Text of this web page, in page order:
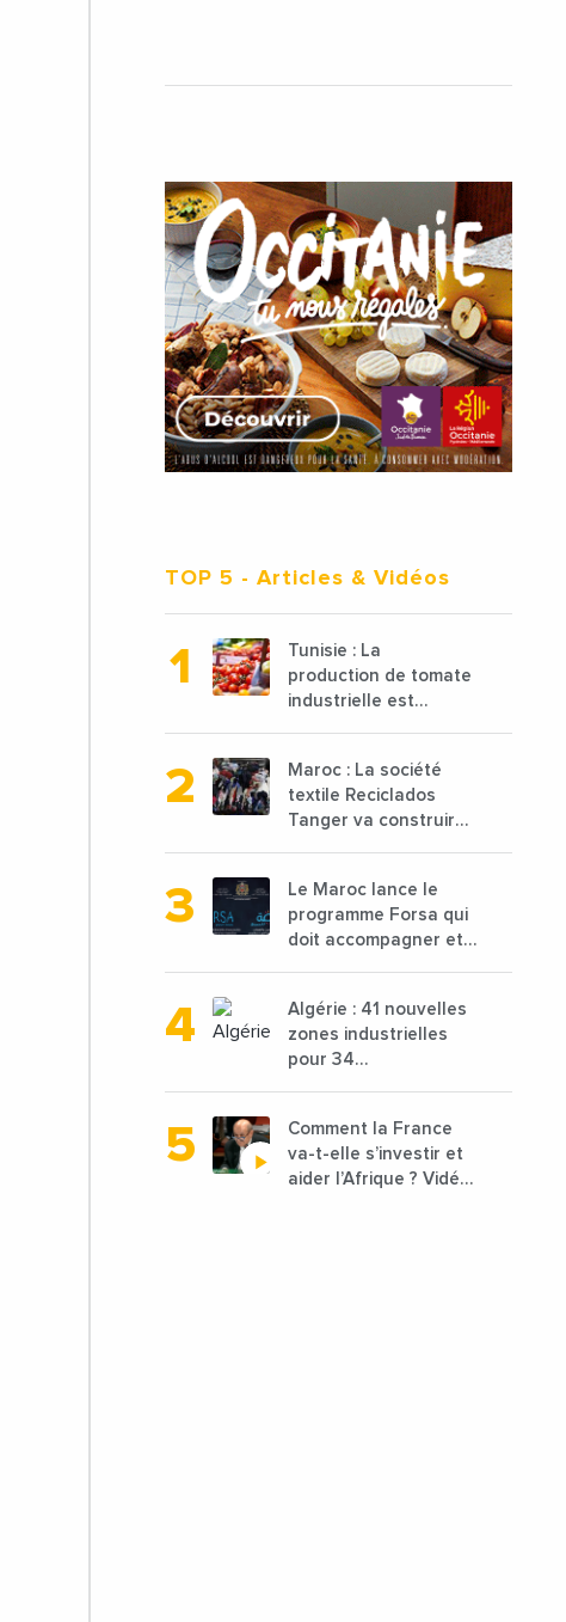
TOP 5 - Articles & Vidéos
Tunisie : La
production de tomate
industrielle est
baisse de 15%
Maroc : La société
textile Reciclados
Tanger va construire
traiter les déchets
textiles
Le Maroc lance le
programme Forsa qui
doit accompagner et
avec une enveloppe
de 1,25 milliard de
dirhams
Algérie : 41 nouvelles
zones industrielles
pour 34
Comment la France
va-t-elle s’investir et
aider l’Afrique ? Vidéo